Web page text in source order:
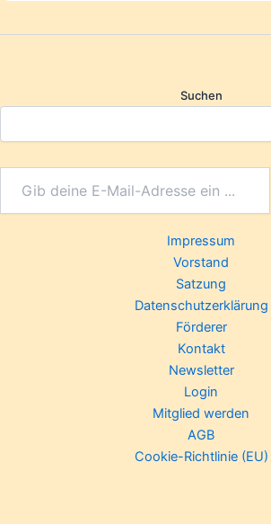
Suchen
Impressum
Vorstand
Satzung
Datenschutzerklärung
Förderer
Kontakt
Newsletter
Login
Mitglied werden
AGB
Cookie-Richtlinie (EU)